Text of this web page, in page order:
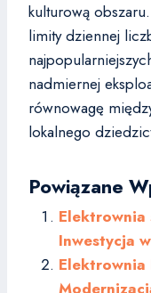
kulturową
limity dziennej
nadmiernej
równowagę
lokalnego
Powiązane
Elektrownia
Inwestycja